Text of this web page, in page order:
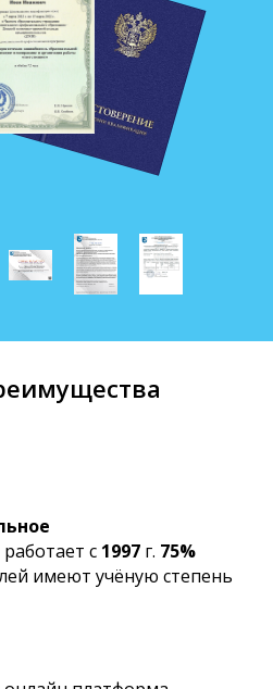
работает с 1997 г. 75%
имеют учёную степень